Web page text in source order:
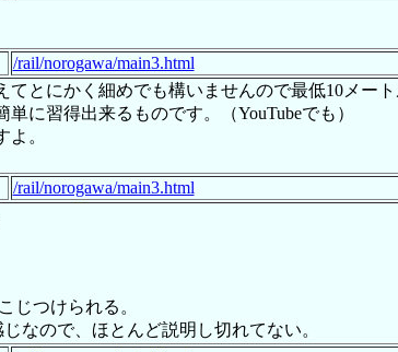
/rail/norogawa/main3.html
とにかく細めでも構いませんので最低10メート
に習得出来るものです。（YouTubeでも）
。
/rail/norogawa/main3.html
じつけられる。
なので、ほとんど説明し切れてない。